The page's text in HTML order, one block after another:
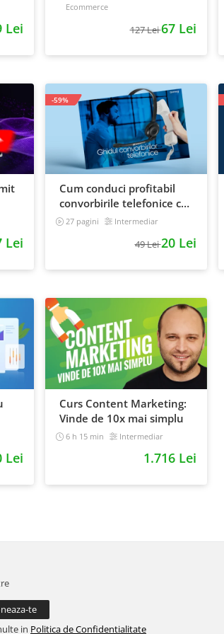
Lei
antreprenori, 138 pagini
Ecommerce
127 Lei67 Lei
Lei
Cum conduci profitabil
convorbirile telefonice cu
clientii
27 pagini Intermediar
49 Lei20 Lei
-59%
Lei
Curs Content Marketing:
Vinde de 10x mai simplu
6 h 15 min Intermediar
1.716 Lei
in Politica de Confidentialitate